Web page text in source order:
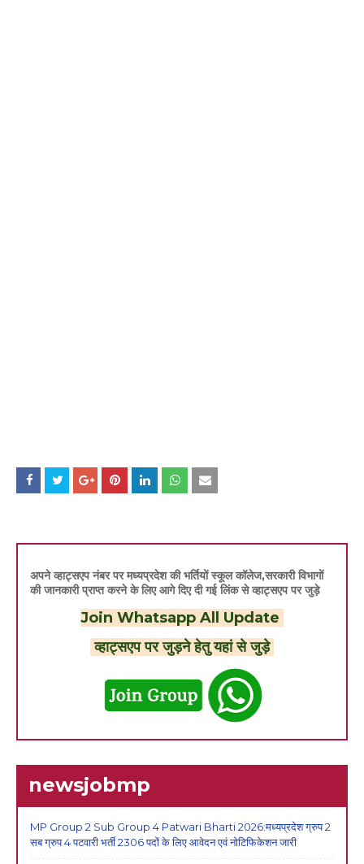
अपने व्हाट्सएप नंबर पर मध्यप्रदेश की भर्तियों स्कूल कॉलेज,सरकारी विभागों
की जानकारी प्राप्त करने के लिए आगे दिए दी गई लिंक से व्हाट्सएप पर जुड़े
Join Whatsapp All Update
व्हाट्सएप पर जुड़ने हेतु यहां से जुड़े
newsjobmp
MP Group 2 Sub Group 4 Patwari Bharti 2026:मध्यप्रदेश ग्रुप 2
सब ग्रुप 4 पटवारी भर्ती 2306 पदों के लिए आवेदन एवं नोटिफिकेशन जारी